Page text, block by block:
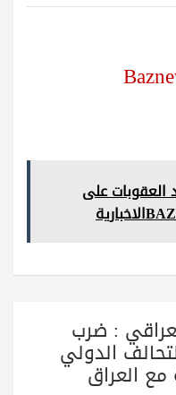
العقوبات على
: ضرب
الدولي
مع العراق